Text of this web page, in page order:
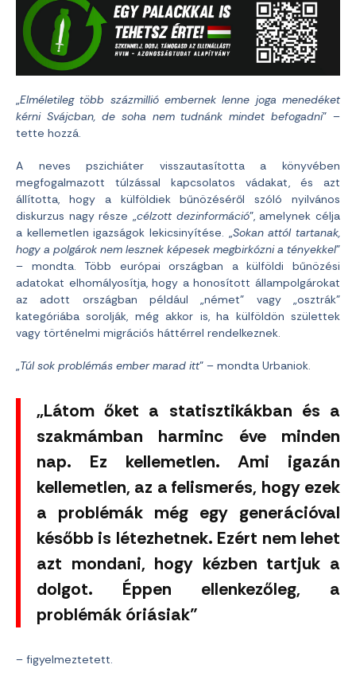
„Elméletileg több százmillió embernek lenne joga menedéket
kérni Svájcban, de soha nem tudnánk mindet befogadni” –
tette hozzá.
A neves pszichiáter visszautasította a könyvében
megfogalmazott túlzással kapcsolatos vádakat, és azt
állította, hogy a külföldiek bűnözéséről szóló nyilvános
diskurzus nagy része „célzott dezinformáció”, amelynek célja
a kellemetlen igazságok lekicsinyítése. „Sokan attól tartanak,
hogy a polgárok nem lesznek képesek megbirkózni a tényekkel”
– mondta. Több európai országban a külföldi bűnözési
adatokat elhomályosítja, hogy a honosított állampolgárokat
az adott országban például „német” vagy „osztrák”
kategóriába sorolják, még akkor is, ha külföldön születtek
vagy történelmi migrációs háttérrel rendelkeznek.
„Túl sok problémás ember marad itt” – mondta Urbaniok.
„Látom őket a statisztikákban és a
szakmámban harminc éve minden
nap. Ez kellemetlen. Ami igazán
kellemetlen, az a felismerés, hogy ezek
a problémák még egy generációval
később is létezhetnek. Ezért nem lehet
azt mondani, hogy kézben tartjuk a
dolgot. Éppen ellenkezőleg, a
problémák óriásiak”
– figyelmeztetett.